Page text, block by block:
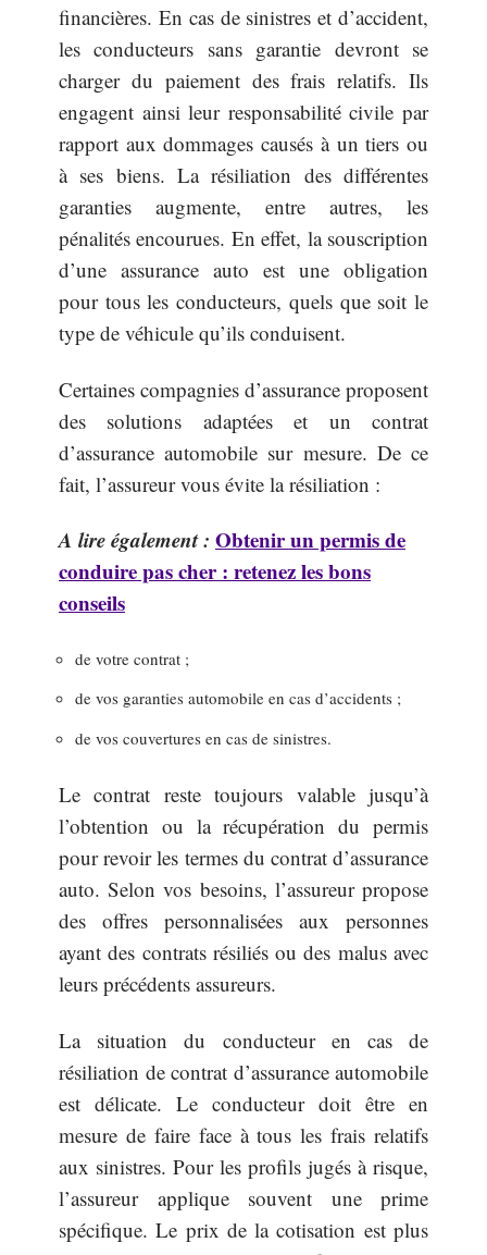
financières. En cas de sinistres et d’accident,
les conducteurs sans garantie devront se
charger du paiement des frais relatifs. Ils
engagent ainsi leur responsabilité civile par
rapport aux dommages causés à un tiers ou
à ses biens. La résiliation des différentes
garanties augmente, entre autres, les
pénalités encourues. En effet, la souscription
d’une assurance auto est une obligation
pour tous les conducteurs, quels que soit le
type de véhicule qu’ils conduisent.
Certaines compagnies d’assurance proposent
des solutions adaptées et un contrat
d’assurance automobile sur mesure. De ce
fait, l’assureur vous évite la résiliation :
A lire également : Obtenir un permis de
conduire pas cher : retenez les bons
conseils
de votre contrat ;
de vos garanties automobile en cas d’accidents ;
de vos couvertures en cas de sinistres.
Le contrat reste toujours valable jusqu’à
l’obtention ou la récupération du permis
pour revoir les termes du contrat d’assurance
auto. Selon vos besoins, l’assureur propose
des offres personnalisées aux personnes
ayant des contrats résiliés ou des malus avec
leurs précédents assureurs.
La situation du conducteur en cas de
résiliation de contrat d’assurance automobile
est délicate. Le conducteur doit être en
mesure de faire face à tous les frais relatifs
aux sinistres. Pour les profils jugés à risque,
l’assureur applique souvent une prime
spécifique. Le prix de la cotisation est plus